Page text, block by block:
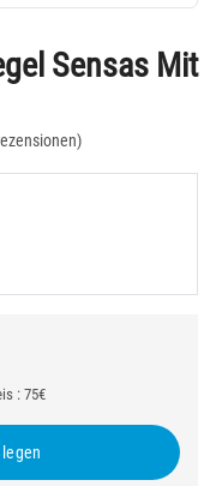
Sensas Mit
: 75€